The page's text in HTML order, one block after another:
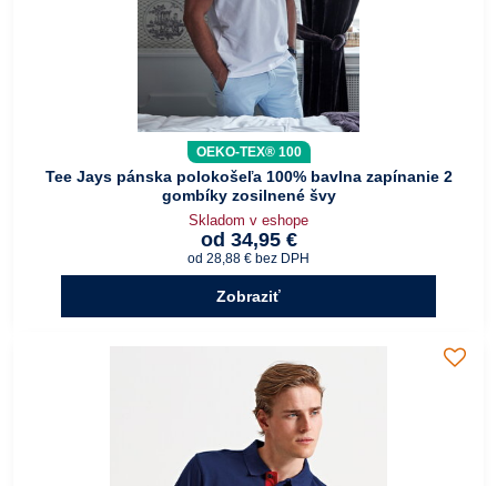
OEKO-TEX® 100
Tee Jays pánska polokošeľa 100% bavlna zapínanie 2
gombíky zosilnené švy
Skladom v eshope
od 34,95 €
od 28,88 € bez DPH
Zobraziť